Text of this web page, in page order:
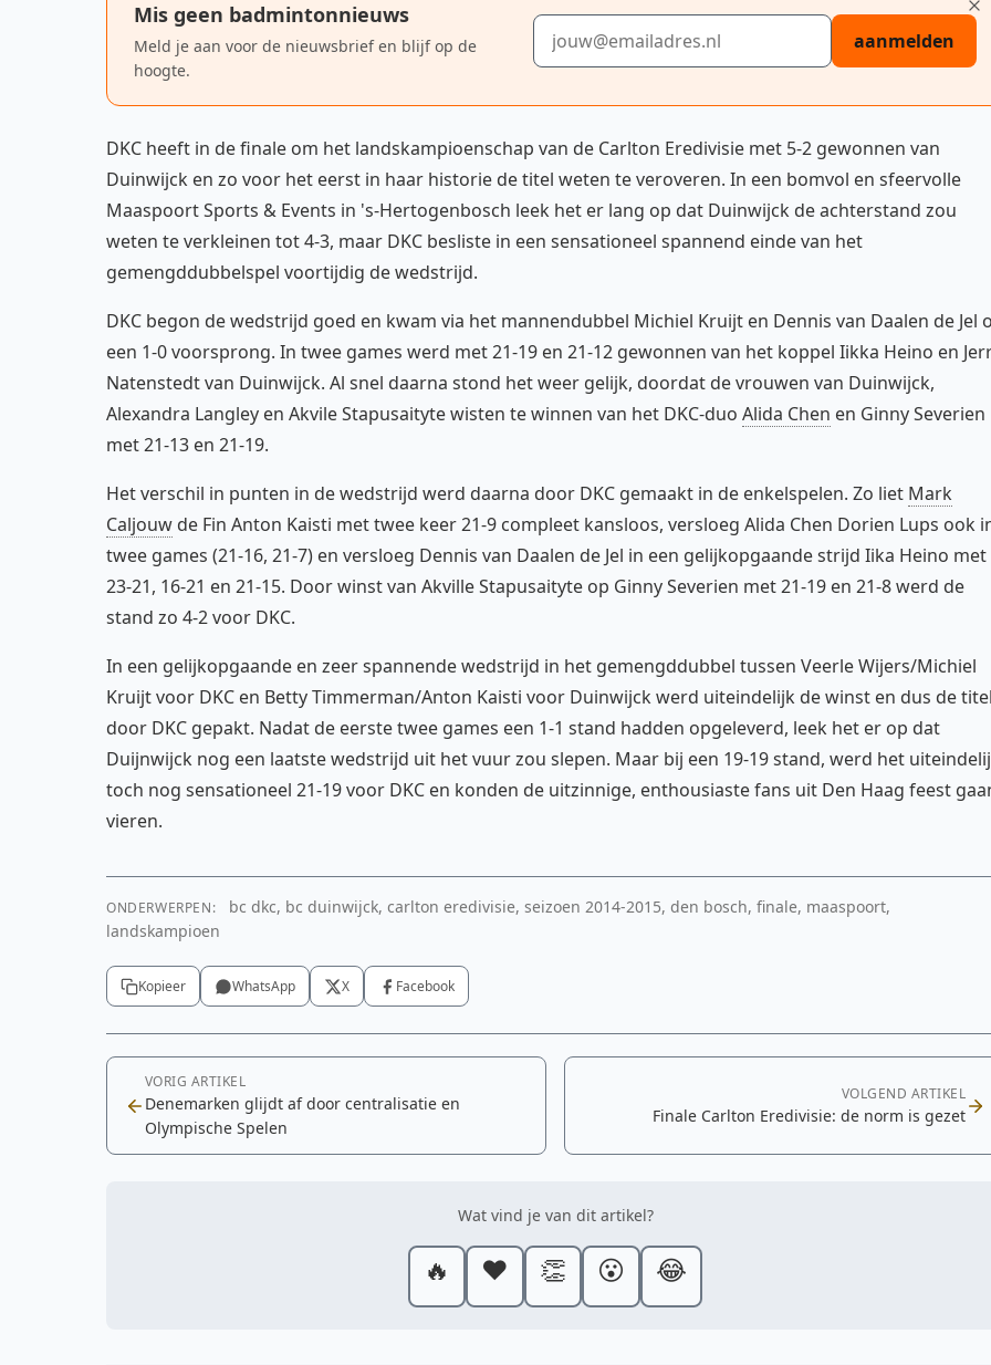
Mis geen badmintonnieuws
Meld je aan voor de nieuwsbrief en blijf op de
hoogte.
E-mailadres
aanmelden
DKC heeft in de finale om het landskampioenschap van de Carlton Eredivisie met 5-2 gewonnen van
Duinwijck en zo voor het eerst in haar historie de titel weten te veroveren. In een bomvol en sfeervolle
Maaspoort Sports & Events in 's-Hertogenbosch leek het er lang op dat Duinwijck de achterstand zou
weten te verkleinen tot 4-3, maar DKC besliste in een sensationeel spannend einde van het
gemengddubbelspel voortijdig de wedstrijd.
DKC begon de wedstrijd goed en kwam via het mannendubbel Michiel Kruijt en Dennis van Daalen de Jel
een 1-0 voorsprong. In twee games werd met 21-19 en 21-12 gewonnen van het koppel Iikka Heino en
Natenstedt van Duinwijck. Al snel daarna stond het weer gelijk, doordat de vrouwen van Duinwijck,
Alexandra Langley en Akvile Stapusaityte wisten te winnen van het DKC-duo Alida Chen en Ginny Severien
met 21-13 en 21-19.
Het verschil in punten in de wedstrijd werd daarna door DKC gemaakt in de enkelspelen. Zo liet Mark
Caljouw de Fin Anton Kaisti met twee keer 21-9 compleet kansloos, versloeg Alida Chen Dorien Lups ook
twee games (21-16, 21-7) en versloeg Dennis van Daalen de Jel in een gelijkopgaande strijd Iika Heino met
23-21, 16-21 en 21-15. Door winst van Akville Stapusaityte op Ginny Severien met 21-19 en 21-8 werd de
stand zo 4-2 voor DKC.
In een gelijkopgaande en zeer spannende wedstrijd in het gemengddubbel tussen Veerle Wijers/Michiel
Kruijt voor DKC en Betty Timmerman/Anton Kaisti voor Duinwijck werd uiteindelijk de winst en dus de
door DKC gepakt. Nadat de eerste twee games een 1-1 stand hadden opgeleverd, leek het er op dat
Duijnwijck nog een laatste wedstrijd uit het vuur zou slepen. Maar bij een 19-19 stand, werd het
toch nog sensationeel 21-19 voor DKC en konden de uitzinnige, enthousiaste fans uit Den Haag feest
vieren.
ONDERWERPEN:
bc dkc, bc duinwijck, carlton eredivisie, seizoen 2014-2015, den bosch, finale, maaspoort,
landskampioen
Kopieer WhatsApp X Facebook
VORIG ARTIKEL
Denemarken glijdt af door centralisatie en
Olympische Spelen
VOLGEND ARTIKEL
Finale Carlton Eredivisie: de norm is gezet
Wat vind je van dit artikel?
🔥 ❤️ 👏 😮 😂